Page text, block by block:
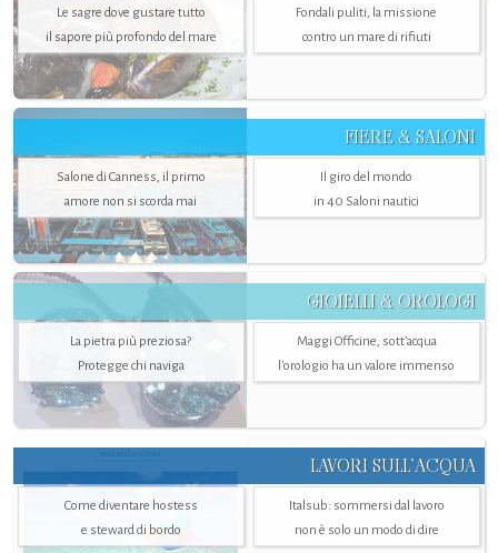
Le sagre dove gustare tutto
il sapore più profondo del mare
Fondali puliti, la missione
contro un mare di rifiuti
FIERE & SALONI
Salone di Canness, il primo
amore non si scorda mai
Il giro del mondo
in 40 Saloni nautici
GIOIELLI & OROLOGI
La pietra più preziosa?
Protegge chi naviga
Maggi Officine, sott’acqua
l'orologio ha un valore immenso
LAVORI SULL’ACQUA
Come diventare hostess
e steward di bordo
Italsub: sommersi dal lavoro
non è solo un modo di dire